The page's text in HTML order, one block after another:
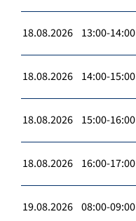
18.08.2026 13:00-14:00
18.08.2026 14:00-15:00
18.08.2026 15:00-16:00
18.08.2026 16:00-17:00
19.08.2026 08:00-09:00